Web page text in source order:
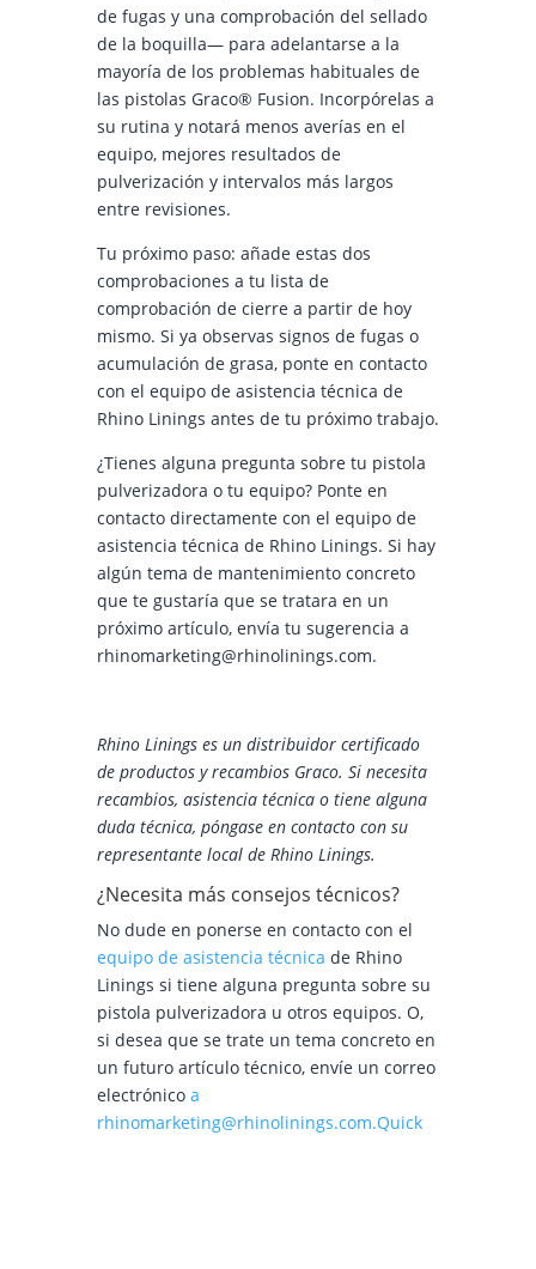
de fugas y una comprobación del sellado
de la boquilla— para adelantarse a la
mayoría de los problemas habituales de
las pistolas Graco® Fusion. Incorpórelas a
su rutina y notará menos averías en el
equipo, mejores resultados de
pulverización y intervalos más largos
entre revisiones.
Tu próximo paso: añade estas dos
comprobaciones a tu lista de
comprobación de cierre a partir de hoy
mismo. Si ya observas signos de fugas o
acumulación de grasa, ponte en contacto
con el equipo de asistencia técnica de
Rhino Linings antes de tu próximo trabajo.
¿Tienes alguna pregunta sobre tu pistola
pulverizadora o tu equipo? Ponte en
contacto directamente con el equipo de
asistencia técnica de Rhino Linings. Si hay
algún tema de mantenimiento concreto
que te gustaría que se tratara en un
próximo artículo, envía tu sugerencia a
rhinomarketing@rhinolinings.com.
Rhino Linings es un distribuidor certificado
de productos y recambios Graco. Si necesita
recambios, asistencia técnica o tiene alguna
duda técnica, póngase en contacto con su
representante local de Rhino Linings.
¿Necesita más consejos técnicos?
No dude en ponerse en contacto con el
equipo de asistencia técnica de Rhino
Linings si tiene alguna pregunta sobre su
pistola pulverizadora u otros equipos. O,
si desea que se trate un tema concreto en
un futuro artículo técnico, envíe un correo
electrónico a
rhinomarketing@rhinolinings.com.Quick